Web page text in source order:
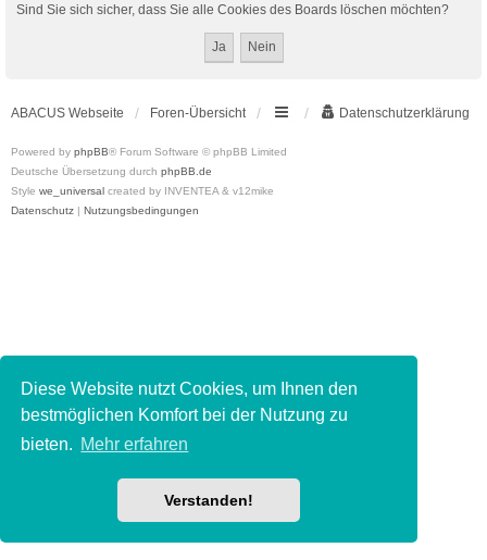
Diese Website nutzt Cookies, um Ihnen den
bestmöglichen Komfort bei der Nutzung zu
bieten. Mehr erfahren
Verstanden!
Sind Sie sich sicher, dass Sie alle Cookies des Boards löschen möchten?
ABACUS Webseite Foren-Übersicht Datenschutzerklärung
Powered by phpBB® Forum Software © phpBB Limited
Deutsche Übersetzung durch phpBB.de
Style we_universal created by INVENTEA & v12mike
Datenschutz | Nutzungsbedingungen